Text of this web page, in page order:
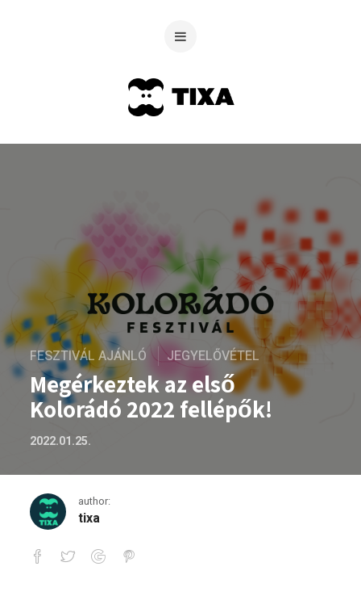
FESZTIVÁL AJÁNLÓ JEGYELŐVÉTEL
Megérkeztek az első
Kolorádó 2022 fellépők!
2022.01.25.
author:
tixa